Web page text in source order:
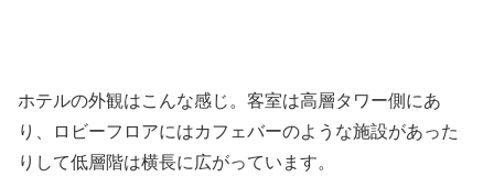
ホテルの外観はこんな感じ。客室は高層タワー側にあ
り、ロビーフロアにはカフェバーのような施設があった
りして低層階は横長に広がっています。